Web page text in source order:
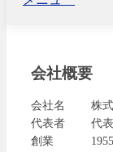
会社概要
会社名
株
代表者
代
創業